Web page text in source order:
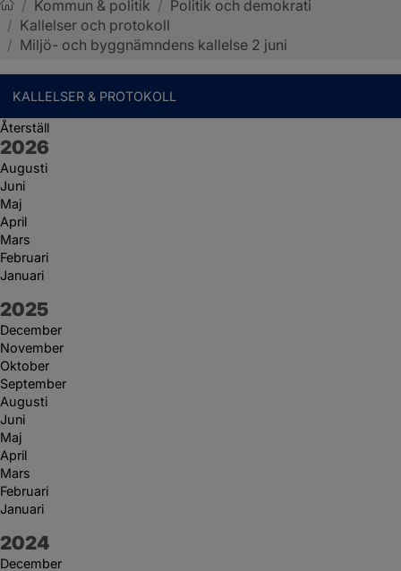
Sotenäs kommun
/ Kommun & politik / Politik och demokrati
/ Kallelser och protokoll
/ Miljö- och byggnämndens kallelse 2 juni
KALLELSER & PROTOKOLL
Återställ
År:
2026
Augusti
Juni
Maj
April
Mars
Februari
Januari
År:
2025
December
November
Oktober
September
Augusti
Juni
Maj
April
Mars
Februari
Januari
År:
2024
December